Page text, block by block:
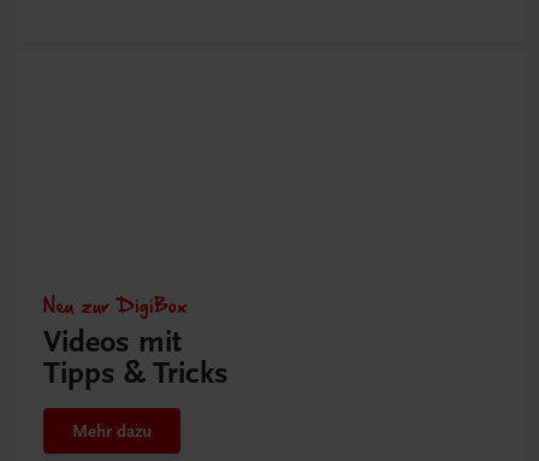
Neu zur DigiBox
Videos mit
Tipps & Tricks
Mehr dazu